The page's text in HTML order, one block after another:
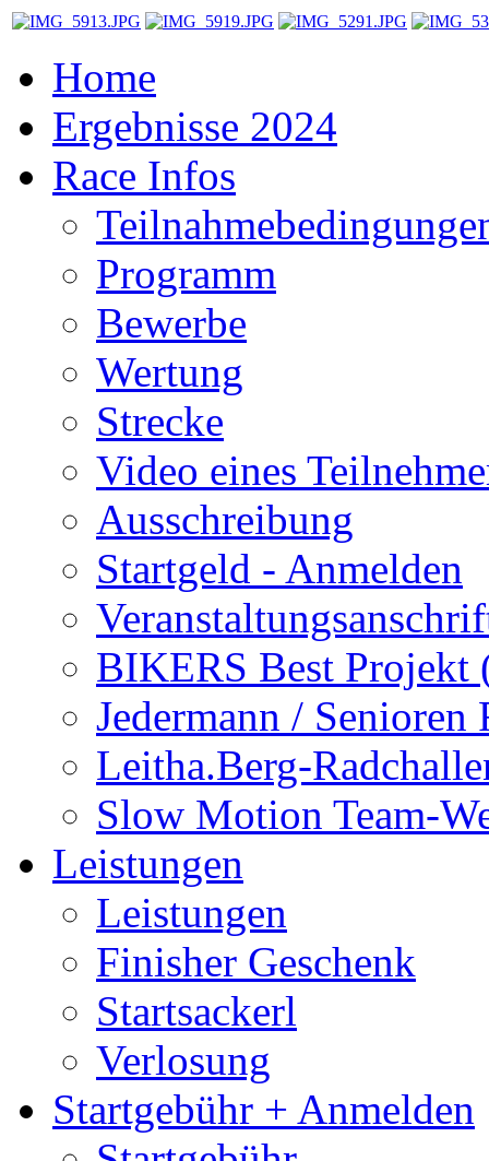
Home
Ergebnisse 2024
Race Infos
Programm
Bewerbe
Wertung
Strecke
Video eines
Ausschreibung
Startgeld - Anmelden
BIKERS Best Projekt
Jedermann / Senioren
Leitha.Berg-
Slow Motion Team-
Leistungen
Leistungen
Finisher Geschenk
Startsackerl
Verlosung
Startgebühr + Anmelden